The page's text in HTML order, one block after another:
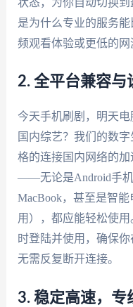
是为什么专业的服务
频观看体验或更低的网
2. 全平台兼容与
今天手机刷剧，明天
国内综艺？我们的数
格的连接国内网络的
——无论是Android手机
MacBook，甚至是智
用），都应能轻松使
时登陆并使用，确保你
无需反复断开连接。
3. 稳定高速，专